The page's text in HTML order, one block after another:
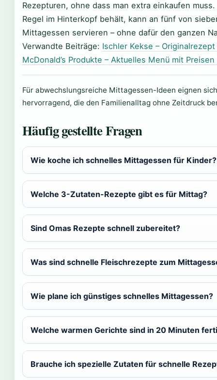
Rezepturen, ohne dass man extra einkaufen
Regel im Hinterkopf behält, kann an fünf von
Mittagessen servieren – ohne dafür den ganzen
Verwandte Beiträge: Ischler Kekse –
McDonald’s Produkte – Aktuelles Menü mit
Für abwechslungsreiche Mittagessen-Ideen eignen
hervorragend, die den Familienalltag ohne Zeitdruck
Häufig gestellte Fragen
Wie koche ich schnelles Mittagessen für Kinder?
Welche 3-Zutaten-Rezepte gibt es für Mittag?
Sind Omas Rezepte schnell zubereitet?
Was sind schnelle Fleischrezepte zum
Wie plane ich günstiges schnelles Mittagessen?
Welche warmen Gerichte sind in 20 Minuten
Brauche ich spezielle Zutaten für schnelle